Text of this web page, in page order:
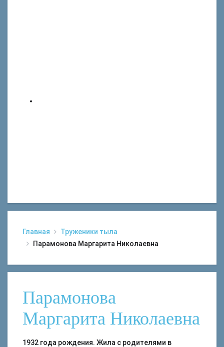
Главная
Труженики тыла
Парамонова Маргарита Николаевна
Парамонова
Маргарита Николаевна
1932 года рождения. Жила с родителями в